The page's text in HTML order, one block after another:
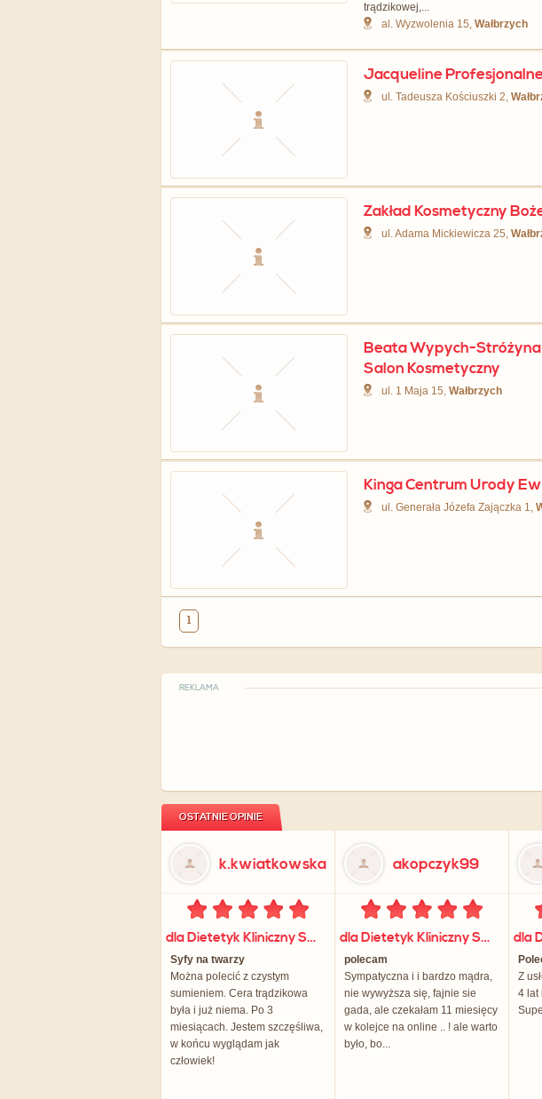
trądzikowej,...
al. Wyzwolenia 15, Wałbrzych
Jacqueline
ul. Tadeusza Kościuszki 2,
Zakład Kosmetyczny
ul. Adama Mickiewicza 25,
Beata Wypych-Stróżyna
Salon Kosmetyczny
ul. 1 Maja 15, Wałbrzych
Kinga Centrum Urody
ul. Generała Józefa Zajączka 1,
1
REKLAMA
OSTATNIE OPINIE
k.kwiatkowska
dla Dietetyk Kliniczny Sylwia Orłowska
Syfy na twarzy
Można polecić z czystym
sumieniem. Cera trądzikowa
była i już niema. Po 3
miesiącach. Jestem szczęśliwa,
w końcu wyglądam jak
człowiek!
akopczyk99
dla Dietetyk Kliniczny Sylwia Orłowska
polecam
Sympatyczna i i bardzo mądra,
nie wywyższa się, fajnie sie
gada, ale czekałam 11 miesięcy
w kolejce na online .. ! ale warto
było, bo...
Z
4 lat